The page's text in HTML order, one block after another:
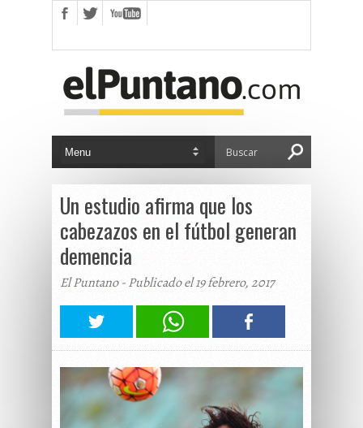
Un estudio afirma que los
cabezazos en el fútbol generan
demencia
El Puntano - Publicado el 19 febrero, 2017